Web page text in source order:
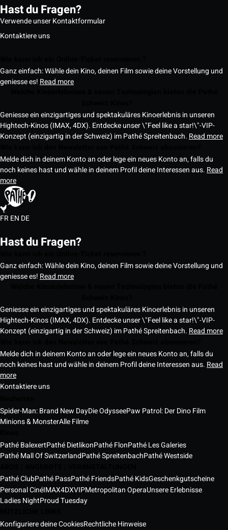
Hast du Fragen?
Verwende unser Kontaktformular
Kontaktiere uns
Ganz einfach: Wähle dein Kino, deinen Film sowie deine Vorstellung und
geniesse es! Read more
Geniesse ein einzigartiges und spektakuläres Kinoerlebnis in unseren
Hightech-Kinos (IMAX, 4DX). Entdecke unser \"Feel like a star!\"-VIP-
Konzept (einzigartig in der Schweiz) im Pathé Spreitenbach. Read more
Melde dich in deinem Konto an oder lege ein neues Konto an, falls du
noch keines hast und wähle in deinem Profil deine Interessen aus. Read
more
FREN DE
Hast du Fragen?
Ganz einfach: Wähle dein Kino, deinen Film sowie deine Vorstellung und
geniesse es! Read more
Geniesse ein einzigartiges und spektakuläres Kinoerlebnis in unseren
Hightech-Kinos (IMAX, 4DX). Entdecke unser \"Feel like a star!\"-VIP-
Konzept (einzigartig in der Schweiz) im Pathé Spreitenbach. Read more
Melde dich in deinem Konto an oder lege ein neues Konto an, falls du
noch keines hast und wähle in deinem Profil deine Interessen aus. Read
more
Kontaktiere uns
Spider-Man: Brand New DayDie OdysseePaw Patrol: Der Dino Film
Minions & MonsterAlle Filme
Pathé BalexertPathé DietlikonPathé FlonPathé Les Galeries
Pathé Mall Of SwitzerlandPathé SpreitenbachPathé Westside
Pathé ClubPathé PassPathé FriendsPathé KidsGeschenkgutscheine
Personal CinéIMAX4DXVIPMetropolitan OperaUnsere Erlebnisse
Ladies NightProud Tuesday
Konfiguriere deine CookiesRechtliche Hinweise